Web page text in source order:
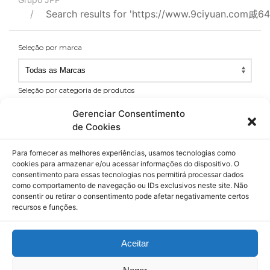
Gerenciar Consentimento
de Cookies
Para fornecer as melhores experiências, usamos tecnologias como
cookies para armazenar e/ou acessar informações do dispositivo. O
consentimento para essas tecnologias nos permitirá processar dados
como comportamento de navegação ou IDs exclusivos neste site. Não
consentir ou retirar o consentimento pode afetar negativamente certos
recursos e funções.
Aceitar
Search results for 'https://www.9ciyuan.com戚
Seleção por marca
Seleção por categoria de produtos
de
produtos
Produtos por página
Produtos
por
página
Reiniciar filtros